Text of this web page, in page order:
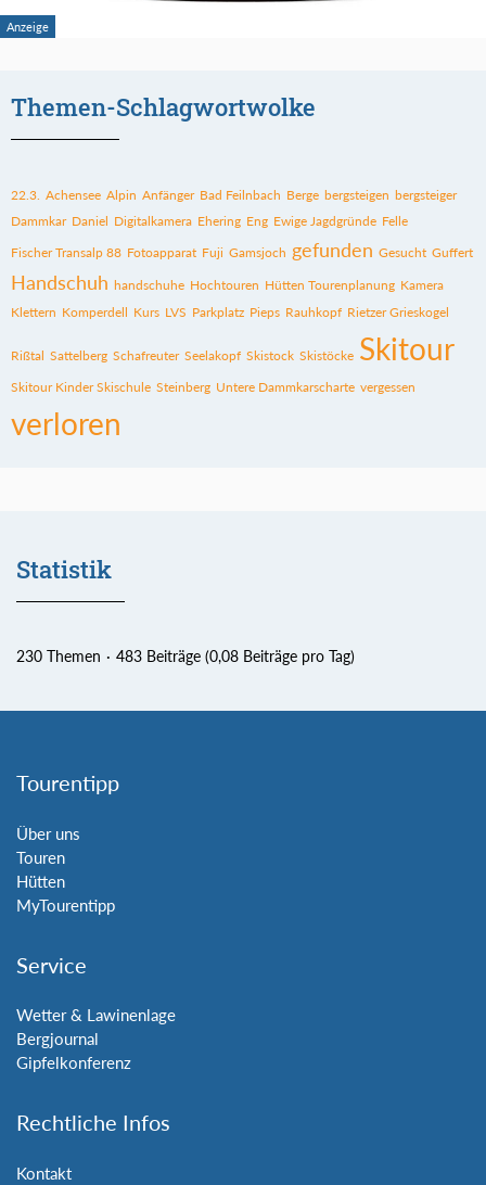
Themen-Schlagwortwolke
22.3. Achensee Alpin Anfänger Bad Feilnbach Berge bergsteigen bergsteiger
Dammkar Daniel Digitalkamera Ehering Eng Ewige Jagdgründe Felle
Fischer Transalp 88 Fotoapparat Fuji Gamsjoch gefunden Gesucht Guffert
Handschuh handschuhe Hochtouren Hütten Tourenplanung Kamera
Klettern Komperdell Kurs LVS Parkplatz Pieps Rauhkopf Rietzer Grieskogel
Rißtal Sattelberg Schafreuter Seelakopf Skistock Skistöcke Skitour
Skitour Kinder Skischule Steinberg Untere Dammkarscharte vergessen
verloren
Statistik
230 Themen 483 Beiträge (0,08 Beiträge pro Tag)
Tourentipp
Über uns
Touren
Hütten
MyTourentipp
Service
Wetter & Lawinenlage
Bergjournal
Gipfelkonferenz
Rechtliche Infos
Kontakt